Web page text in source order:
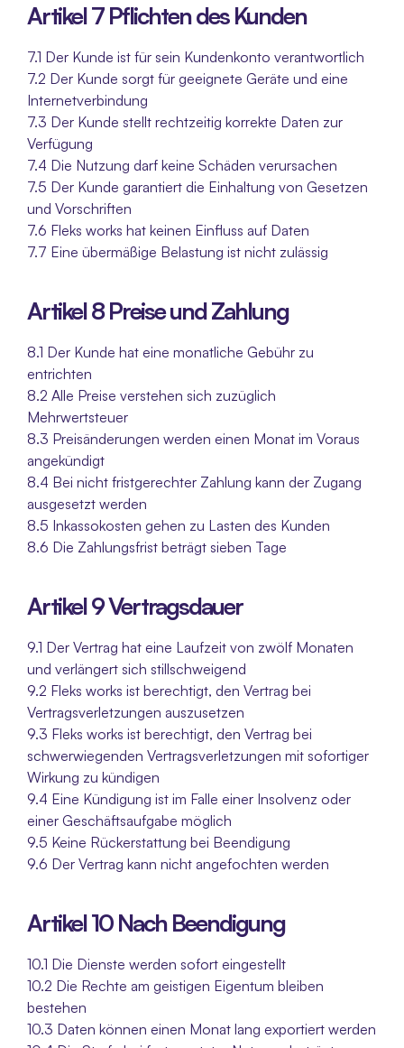
Artikel 7 Pflichten des Kunden
7.1 Der Kunde ist für sein Kundenkonto verantwortlich
7.2 Der Kunde sorgt für geeignete Geräte und eine
Internetverbindung
7.3 Der Kunde stellt rechtzeitig korrekte Daten zur
Verfügung
7.4 Die Nutzung darf keine Schäden verursachen
7.5 Der Kunde garantiert die Einhaltung von Gesetzen
und Vorschriften
7.6 Fleks works hat keinen Einfluss auf Daten
7.7 Eine übermäßige Belastung ist nicht zulässig
Artikel 8 Preise und Zahlung
8.1 Der Kunde hat eine monatliche Gebühr zu
entrichten
8.2 Alle Preise verstehen sich zuzüglich
Mehrwertsteuer
8.3 Preisänderungen werden einen Monat im Voraus
angekündigt
8.4 Bei nicht fristgerechter Zahlung kann der Zugang
ausgesetzt werden
8.5 Inkassokosten gehen zu Lasten des Kunden
8.6 Die Zahlungsfrist beträgt sieben Tage
Artikel 9 Vertragsdauer
9.1 Der Vertrag hat eine Laufzeit von zwölf Monaten
und verlängert sich stillschweigend
9.2 Fleks works ist berechtigt, den Vertrag bei
Vertragsverletzungen auszusetzen
9.3 Fleks works ist berechtigt, den Vertrag bei
schwerwiegenden Vertragsverletzungen mit sofortiger
Wirkung zu kündigen
9.4 Eine Kündigung ist im Falle einer Insolvenz oder
einer Geschäftsaufgabe möglich
9.5 Keine Rückerstattung bei Beendigung
9.6 Der Vertrag kann nicht angefochten werden
Artikel 10 Nach Beendigung
10.1 Die Dienste werden sofort eingestellt
10.2 Die Rechte am geistigen Eigentum bleiben
bestehen
10.3 Daten können einen Monat lang exportiert werden